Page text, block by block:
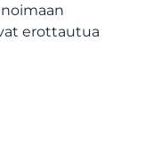
erottautua